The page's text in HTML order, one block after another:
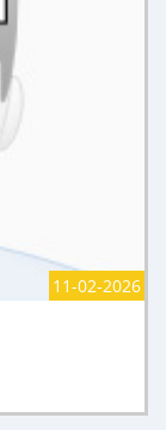
11-02-2026